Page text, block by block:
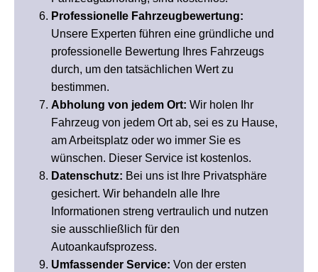
Professionelle Fahrzeugbewertung:
Unsere Experten führen eine gründliche und
professionelle Bewertung Ihres Fahrzeugs
durch, um den tatsächlichen Wert zu
bestimmen.
Abholung von jedem Ort: Wir holen Ihr
Fahrzeug von jedem Ort ab, sei es zu Hause,
am Arbeitsplatz oder wo immer Sie es
wünschen. Dieser Service ist kostenlos.
Datenschutz: Bei uns ist Ihre Privatsphäre
gesichert. Wir behandeln alle Ihre
Informationen streng vertraulich und nutzen
sie ausschließlich für den
Autoankaufsprozess.
Umfassender Service: Von der ersten